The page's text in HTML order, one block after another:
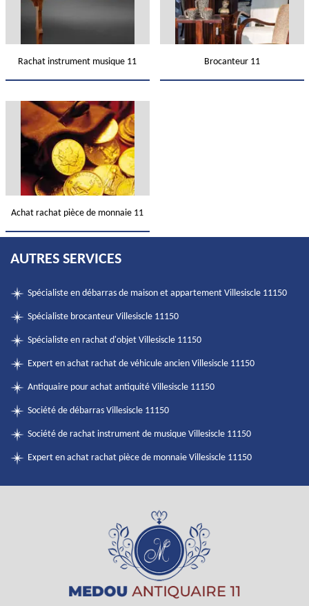
Rachat instrument musique 11 Brocanteur 11
Achat rachat pièce de monnaie 11
AUTRES SERVICES
Spécialiste en débarras de maison et appartement Villesiscle 11150
Spécialiste brocanteur Villesiscle 11150
Spécialiste en rachat d'objet Villesiscle 11150
Expert en achat rachat de véhicule ancien Villesiscle 11150
Antiquaire pour achat antiquité Villesiscle 11150
Société de débarras Villesiscle 11150
Société de rachat instrument de musique Villesiscle 11150
Expert en achat rachat pièce de monnaie Villesiscle 11150